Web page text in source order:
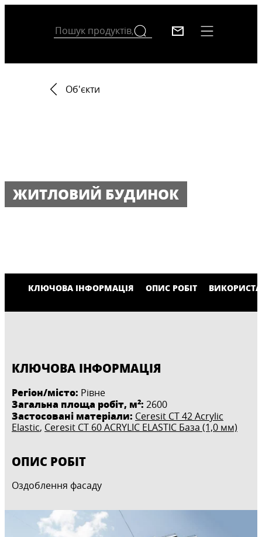
Об'єкти
ЖИТЛОВИЙ БУДИНОК
КЛЮЧОВА ІНФОРМАЦІЯ ОПИС РОБІТ
КЛЮЧОВА ІНФОРМАЦІЯ
Регіон/місто: Рівне
Загальна площа робіт, м2: 2600
Застосовані матеріали: Ceresit CT 42 Acrylic
Elastic, Ceresit CT 60 ACRYLIC ELASTIC База (1,0 мм)
ОПИС РОБІТ
Оздоблення фасаду